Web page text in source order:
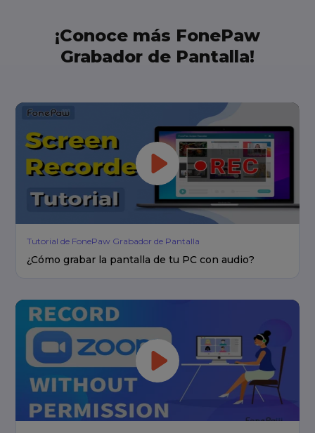
¡Conoce más FonePaw
Grabador de Pantalla!
Tutorial de FonePaw Grabador de Pantalla
¿Cómo grabar la pantalla de tu PC con audio?